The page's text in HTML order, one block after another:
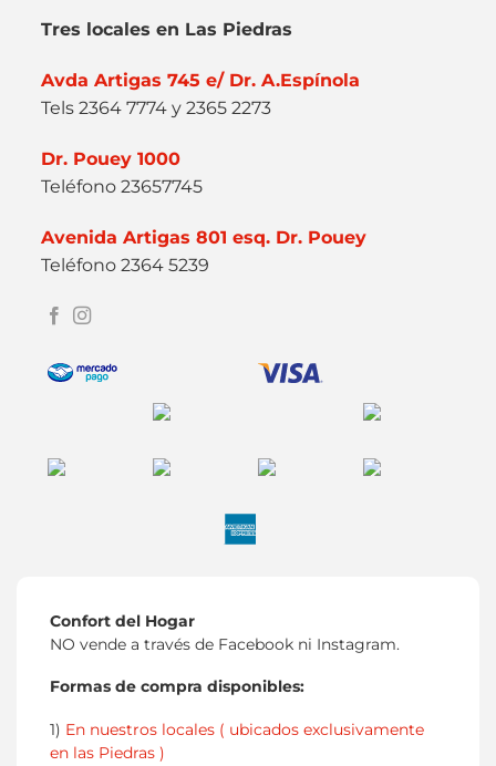
Tres locales en Las Piedras
Avda Artigas 745 e/ Dr. A.Espínola
Tels 2364 7774 y 2365 2273
Dr. Pouey 1000
Teléfono 23657745
Avenida Artigas 801 esq. Dr. Pouey
Teléfono 2364 5239
Confort del Hogar
NO vende a través de Facebook ni Instagram.
Formas de compra disponibles:
1) En nuestros locales ( ubicados exclusivamente
en las Piedras )